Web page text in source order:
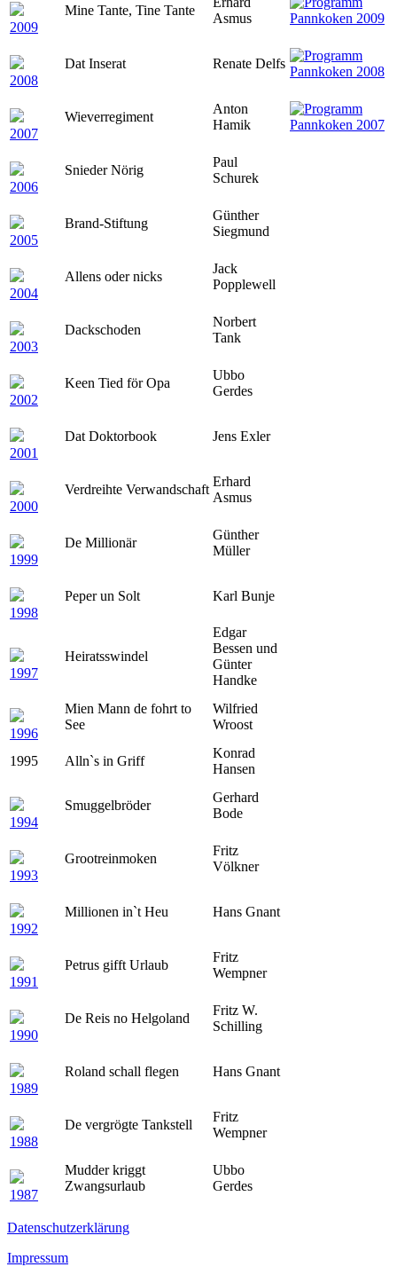
2009
Mine Tante, Tine Tante
Asmus
2008
Dat Inserat Renate Delfs
2007
Wieverregiment
Anton
Hamik
2006
Snieder Nörig
Paul
Schurek
2005
Brand-Stiftung
Günther
Siegmund
2004
Allens oder nicks
Jack
Popplewell
2003
Dackschoden
Norbert
Tank
2002
Keen Tied för Opa
Ubbo
Gerdes
2001
Dat Doktorbook Jens Exler
2000
Verdreihte Verwandschaft
Erhard
Asmus
1999
De Millionär
Günther
Müller
1998
Peper un Solt Karl Bunje
1997
Heiratsswindel
Edgar
Bessen und
Günter
Handke
1996
Mien Mann de fohrt to
See
Wilfried
Wroost
1995 Alln`s in Griff
Konrad
Hansen
1994
Smuggelbröder
Gerhard
Bode
1993
Grootreinmoken
Fritz
Völkner
1992
Millionen in`t Heu Hans Gnant
1991
Petrus gifft Urlaub
Fritz
Wempner
1990
De Reis no Helgoland
Fritz W.
Schilling
1989
Roland schall flegen Hans Gnant
1988
De vergrögte Tankstell
Fritz
Wempner
1987
Mudder kriggt
Zwangsurlaub
Ubbo
Gerdes
Datenschutzerklärung
Impressum